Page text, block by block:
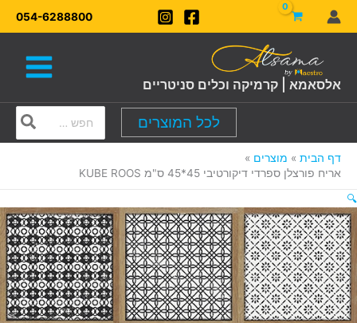
דילוג
לתוכן
054-6288800
אלסאמא | קרמיקה וכלים סניטריים
לכל המוצרים
for:
דף הבית
מוצרים
אריח פורצלן ספרדי דיקורטיבי 45*45 ס"מ KUBE ROOS
🔍